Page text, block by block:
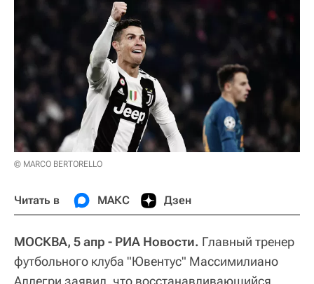
© MARCO BERTORELLO
Читать в МАКС Дзен
МОСКВА, 5 апр - РИА Новости. Главный тренер
футбольного клуба "Ювентус" Массимилиано
Аллегри заявил, что восстанавливающийся